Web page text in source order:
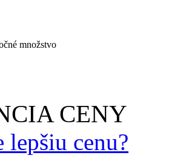
množstvo
CENY
lepšiu cenu?